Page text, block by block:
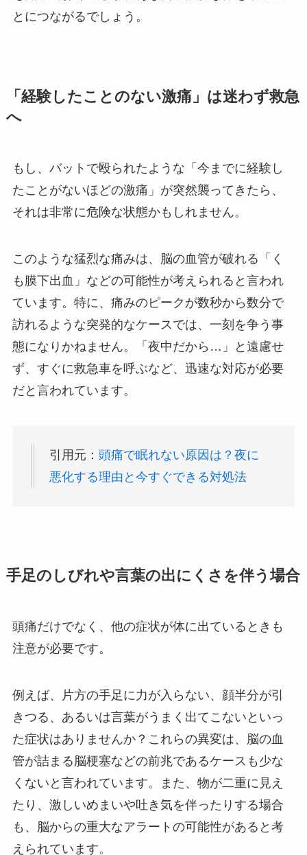
とにつながるでしょう。
「経験したことのない激痛」は迷わず救急
へ
もし、バットで殴られたような「今までに経験し
たことがないほどの激痛」が突然襲ってきたら、
それは非常に危険な状態かもしれません。
このような猛烈な痛みは、脳の血管が破れる「く
も膜下出血」などの可能性が考えられると言われ
ています。特に、痛みのピークが数秒から数分で
訪れるような突発的なケースでは、一刻を争う事
態になりかねません。「夜中だから…」と遠慮せ
ず、すぐに救急車を呼ぶなど、迅速な対応が必要
だと言われています。
引用元： 頭痛で眠れない原因は？夜に
悪化する理由と今すぐできる対処法
手足のしびれや言葉の出にくさを伴う場合
頭痛だけでなく、他の症状が体に出ているときも
注意が必要です。
例えば、片方の手足に力が入らない、顔半分が引
きつる、あるいは言葉がうまく出てこないといっ
た症状はありませんか？これらの異変は、脳の血
管が詰まる脳梗塞などの前兆であるケースも少な
くないと言われています。また、物が二重に見え
たり、激しいめまいや吐き気を伴ったりする場合
も、脳からの重大なアラートの可能性があると考
えられています。